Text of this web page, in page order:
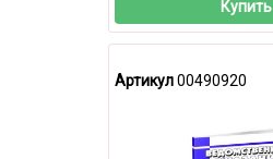
Купить
Артикул00490920